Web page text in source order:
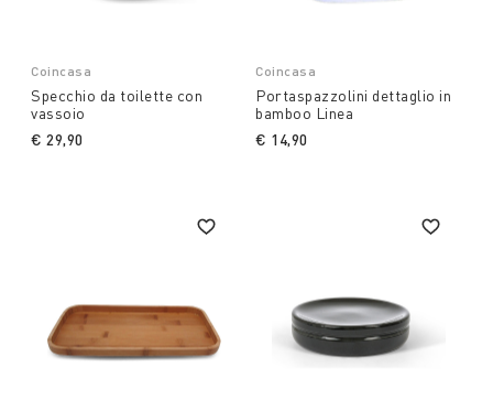
Coincasa
Specchio da toilette con
vassoio
€ 29,90
Coincasa
Portaspazzolini dettaglio in
bamboo Linea
€ 14,90